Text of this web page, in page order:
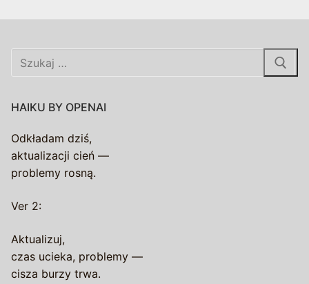
Szukaj:
HAIKU BY OPENAI
Odkładam dziś,
aktualizacji cień —
problemy rosną.
Ver 2:
Aktualizuj,
czas ucieka, problemy —
cisza burzy trwa.